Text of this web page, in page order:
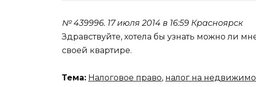
№ 439996. 17 июля 2014 в 16:59 Красноярск
Здравствуйте, хотела бы узнать можно ли
своей квартире.
Тема: Налоговое право, налог на